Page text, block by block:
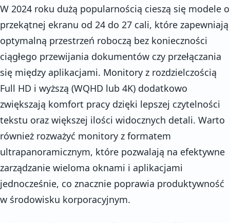
W 2024 roku dużą popularnością cieszą się modele o
przekątnej ekranu od 24 do 27 cali, które zapewniają
optymalną przestrzeń roboczą bez konieczności
ciągłego przewijania dokumentów czy przełączania
się między aplikacjami. Monitory z rozdzielczością
Full HD i wyższą (WQHD lub 4K) dodatkowo
zwiększają komfort pracy dzięki lepszej czytelności
tekstu oraz większej ilości widocznych detali. Warto
również rozważyć monitory z formatem
ultrapanoramicznym, które pozwalają na efektywne
zarządzanie wieloma oknami i aplikacjami
jednocześnie, co znacznie poprawia produktywność
w środowisku korporacyjnym.